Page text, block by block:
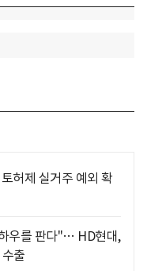
허제 실거주 예외 확
우를 판다"… HD현대,
출